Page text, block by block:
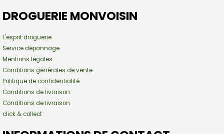
DROGUERIE MONVOISIN
L'esprit droguerie
Service dépannage
Mentions légales
Conditions générales de vente
Politique de confidentialité
Conditions de livraison
Conditions de livraison
click & collect